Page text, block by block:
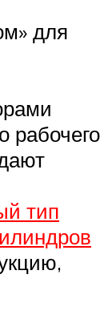
для
рабочего
тип